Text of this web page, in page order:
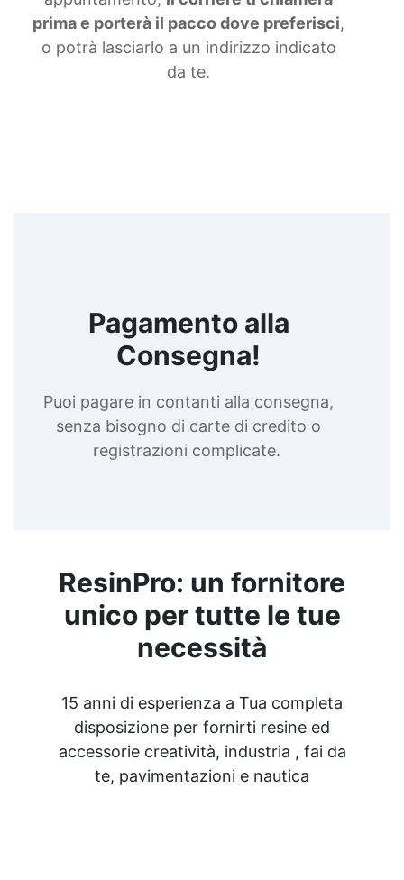
liquida Gomma siliconica morbida Gomma colata
Gomma siliconica per calchi resistenti Gomma
siliconica Gomma siliconica antiaderente See all
articles →
prima e porterà il pacco dove preferisci,
o potrà lasciarlo a un indirizzo indicato
da te.
Pagamento alla
Consegna!
Puoi pagare in contanti alla consegna,
senza bisogno di carte di credito o
registrazioni complicate.
ResinPro: un fornitore
unico per tutte le tue
necessità
15 anni di esperienza a Tua completa
disposizione per fornirti resine ed
accessorie creatività, industria , fai da
te, pavimentazioni e nautica